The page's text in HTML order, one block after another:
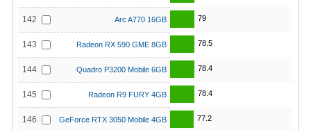
142 Arc A770 16GB 79
143 Radeon RX 590 GME 8GB 78.5
144 Quadro P3200 Mobile 6GB 78.4
145 Radeon R9 FURY 4GB 78.4
146 GeForce RTX 3050 Mobile 4GB 77.2